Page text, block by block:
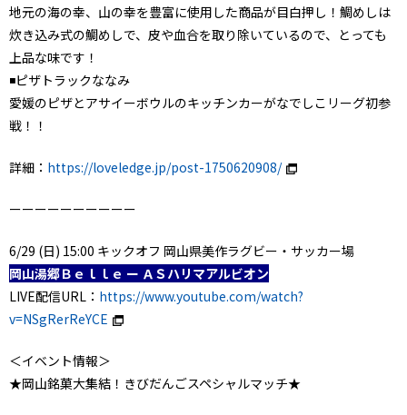
地元の海の幸、山の幸を豊富に使用した商品が目白押し！鯛めしは
炊き込み式の鯛めしで、皮や血合を取り除いているので、とっても
上品な味です！
◾️ピザトラックななみ
愛媛のピザとアサイーボウルのキッチンカーがなでしこリーグ初参
戦！！
詳細： https://loveledge.jp/post-1750620908/
ーーーーーーーーーー
6/29 (日) 15:00 キックオフ 岡山県美作ラグビー・サッカー場
岡山湯郷Ｂｅｌｌｅ ー ＡＳハリマアルビオン
LIVE配信URL： https://www.youtube.com/watch?
v=NSgRerReYCE
＜イベント情報＞
★岡山銘菓大集結！きびだんごスペシャルマッチ★